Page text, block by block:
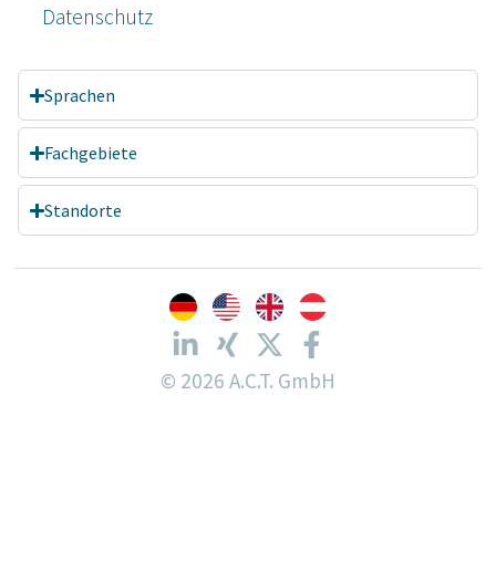
Datenschutz­
Sprachen
Fachgebiete
Standorte
© 2026 A.C.T. GmbH